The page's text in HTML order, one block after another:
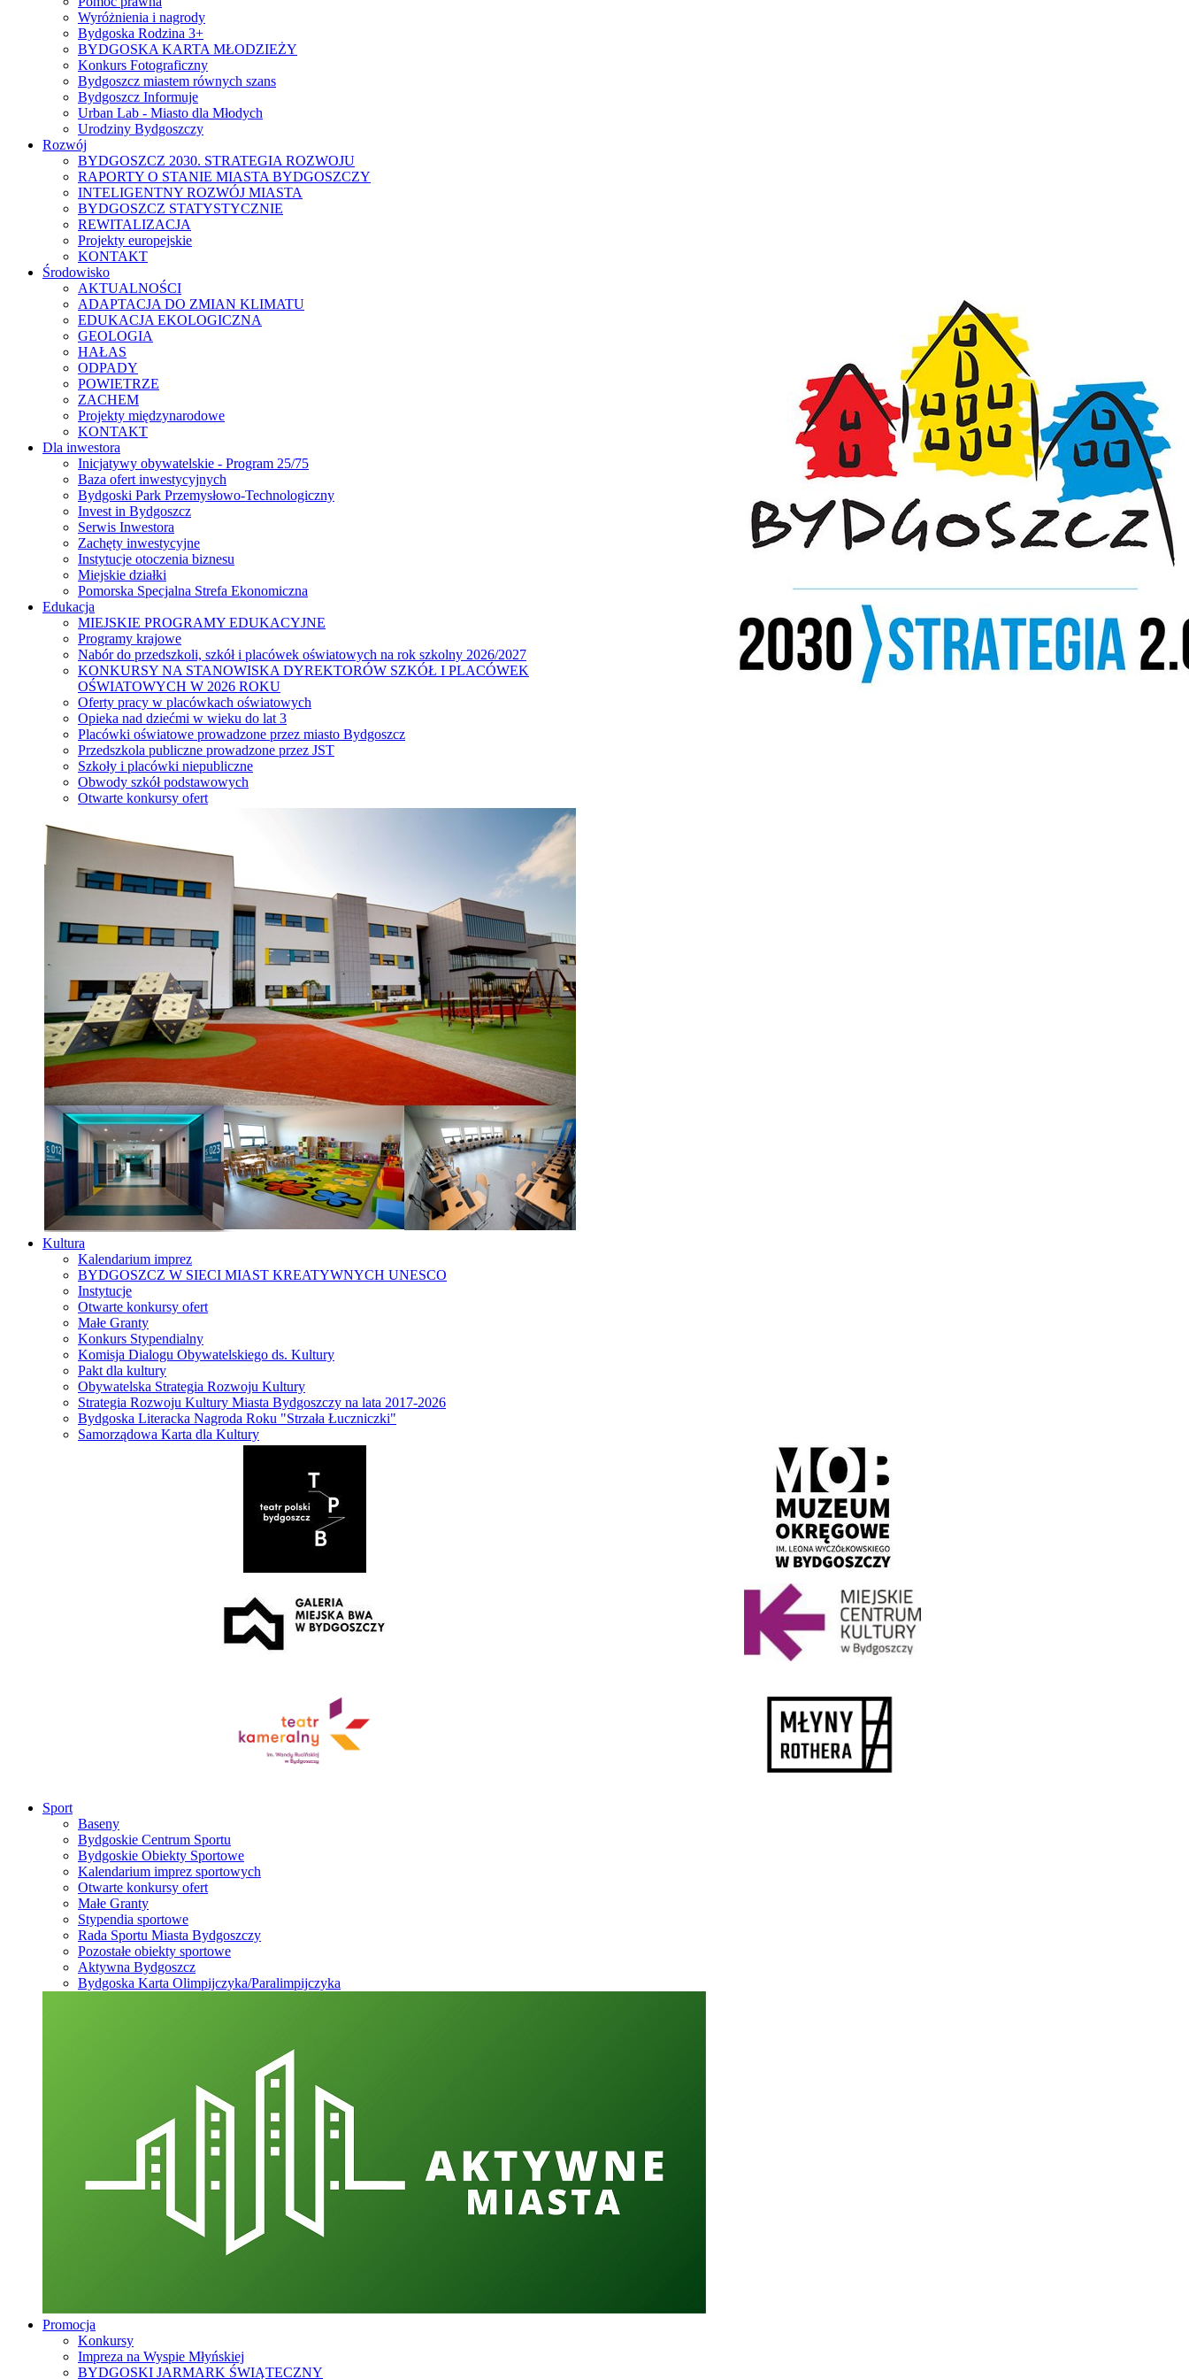
Wyróżnienia i nagrody
Bydgoska Rodzina 3+
BYDGOSKA KARTA MŁODZIEŻY
Konkurs Fotograficzny
Bydgoszcz miastem równych szans
Bydgoszcz Informuje
Urban Lab - Miasto dla Młodych
Urodziny Bydgoszczy
Rozwój
BYDGOSZCZ 2030. STRATEGIA ROZWOJU
RAPORTY O STANIE MIASTA BYDGOSZCZY
INTELIGENTNY ROZWÓJ MIASTA
BYDGOSZCZ STATYSTYCZNIE
REWITALIZACJA
Projekty europejskie
KONTAKT
Środowisko
AKTUALNOŚCI
ADAPTACJA DO ZMIAN KLIMATU
EDUKACJA EKOLOGICZNA
GEOLOGIA
HAŁAS
ODPADY
POWIETRZE
ZACHEM
Projekty międzynarodowe
KONTAKT
Dla inwestora
Inicjatywy obywatelskie - Program 25/75
Baza ofert inwestycyjnych
Bydgoski Park Przemysłowo-Technologiczny
Invest in Bydgoszcz
Serwis Inwestora
Zachęty inwestycyjne
Instytucje otoczenia biznesu
Miejskie działki
Pomorska Specjalna Strefa Ekonomiczna
Edukacja
MIEJSKIE PROGRAMY EDUKACYJNE
Programy krajowe
Nabór do przedszkoli, szkół i placówek oświatowych na rok szkolny 2026/2027
KONKURSY NA STANOWISKA DYREKTORÓW SZKÓŁ I PLACÓWEK
OŚWIATOWYCH W 2026 ROKU
Oferty pracy w placówkach oświatowych
Opieka nad dziećmi w wieku do lat 3
Placówki oświatowe prowadzone przez miasto Bydgoszcz
Przedszkola publiczne prowadzone przez JST
Szkoły i placówki niepubliczne
Obwody szkół podstawowych
Otwarte konkursy ofert
Kultura
Kalendarium imprez
BYDGOSZCZ W SIECI MIAST KREATYWNYCH UNESCO
Instytucje
Otwarte konkursy ofert
Małe Granty
Konkurs Stypendialny
Komisja Dialogu Obywatelskiego ds. Kultury
Pakt dla kultury
Obywatelska Strategia Rozwoju Kultury
Strategia Rozwoju Kultury Miasta Bydgoszczy na lata 2017-2026
Bydgoska Literacka Nagroda Roku "Strzała Łuczniczki"
Samorządowa Karta dla Kultury
Sport
Baseny
Bydgoskie Centrum Sportu
Bydgoskie Obiekty Sportowe
Kalendarium imprez sportowych
Otwarte konkursy ofert
Małe Granty
Stypendia sportowe
Rada Sportu Miasta Bydgoszczy
Pozostałe obiekty sportowe
Aktywna Bydgoszcz
Bydgoska Karta Olimpijczyka/Paralimpijczyka
Promocja
Konkursy
Impreza na Wyspie Młyńskiej
BYDGOSKI JARMARK ŚWIĄTECZNY